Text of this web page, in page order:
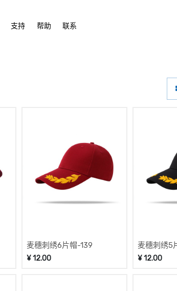
支持 帮助 联系
麦穗刺绣6片帽-139
¥12.00
麦穗刺绣5
¥12.00